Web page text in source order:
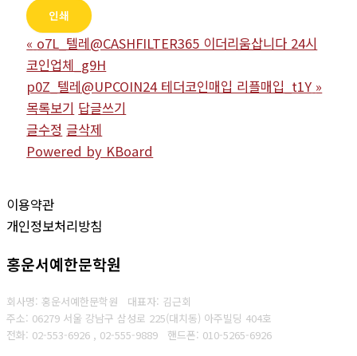
인쇄
« o7L_텔레@CASHFILTER365 이더리움삽니다 24시
코인업체_g9H
p0Z_텔레@UPCOIN24 테더코인매입 리플매입_t1Y »
목록보기 답글쓰기
글수정 글삭제
Powered by KBoard
이용약관
개인정보처리방침
홍운서예한문학원
회사명: 홍운서예한문학원 대표자: 김근회
주소: 06279 서울 강남구 삼성로 225(대치동) 아주빌딩 404호
전화: 02-553-6926 , 02-555-9889 핸드폰: 010-5265-6926